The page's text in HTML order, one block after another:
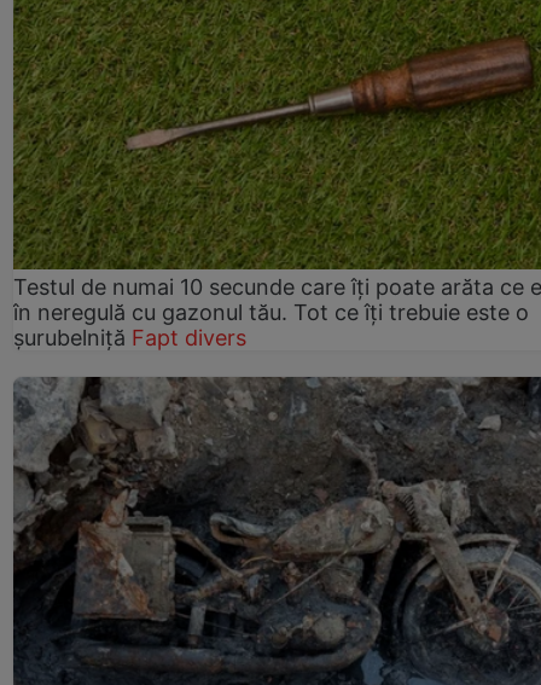
Testul de numai 10 secunde care îți poate arăta ce
în neregulă cu gazonul tău. Tot ce îți trebuie este o
șurubelniță Fapt divers